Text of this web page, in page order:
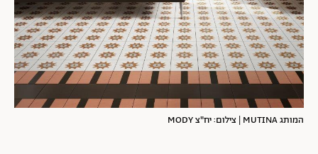
המותג MUTINA | צילום: יח"צ MODY